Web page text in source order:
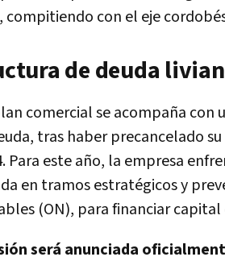
compitiendo con el eje
de deuda
plan comercial se acompaña
tras haber precancelado su
Para este año, la empresa
en tramos estratégicos y
(ON), para financiar
será anunciada